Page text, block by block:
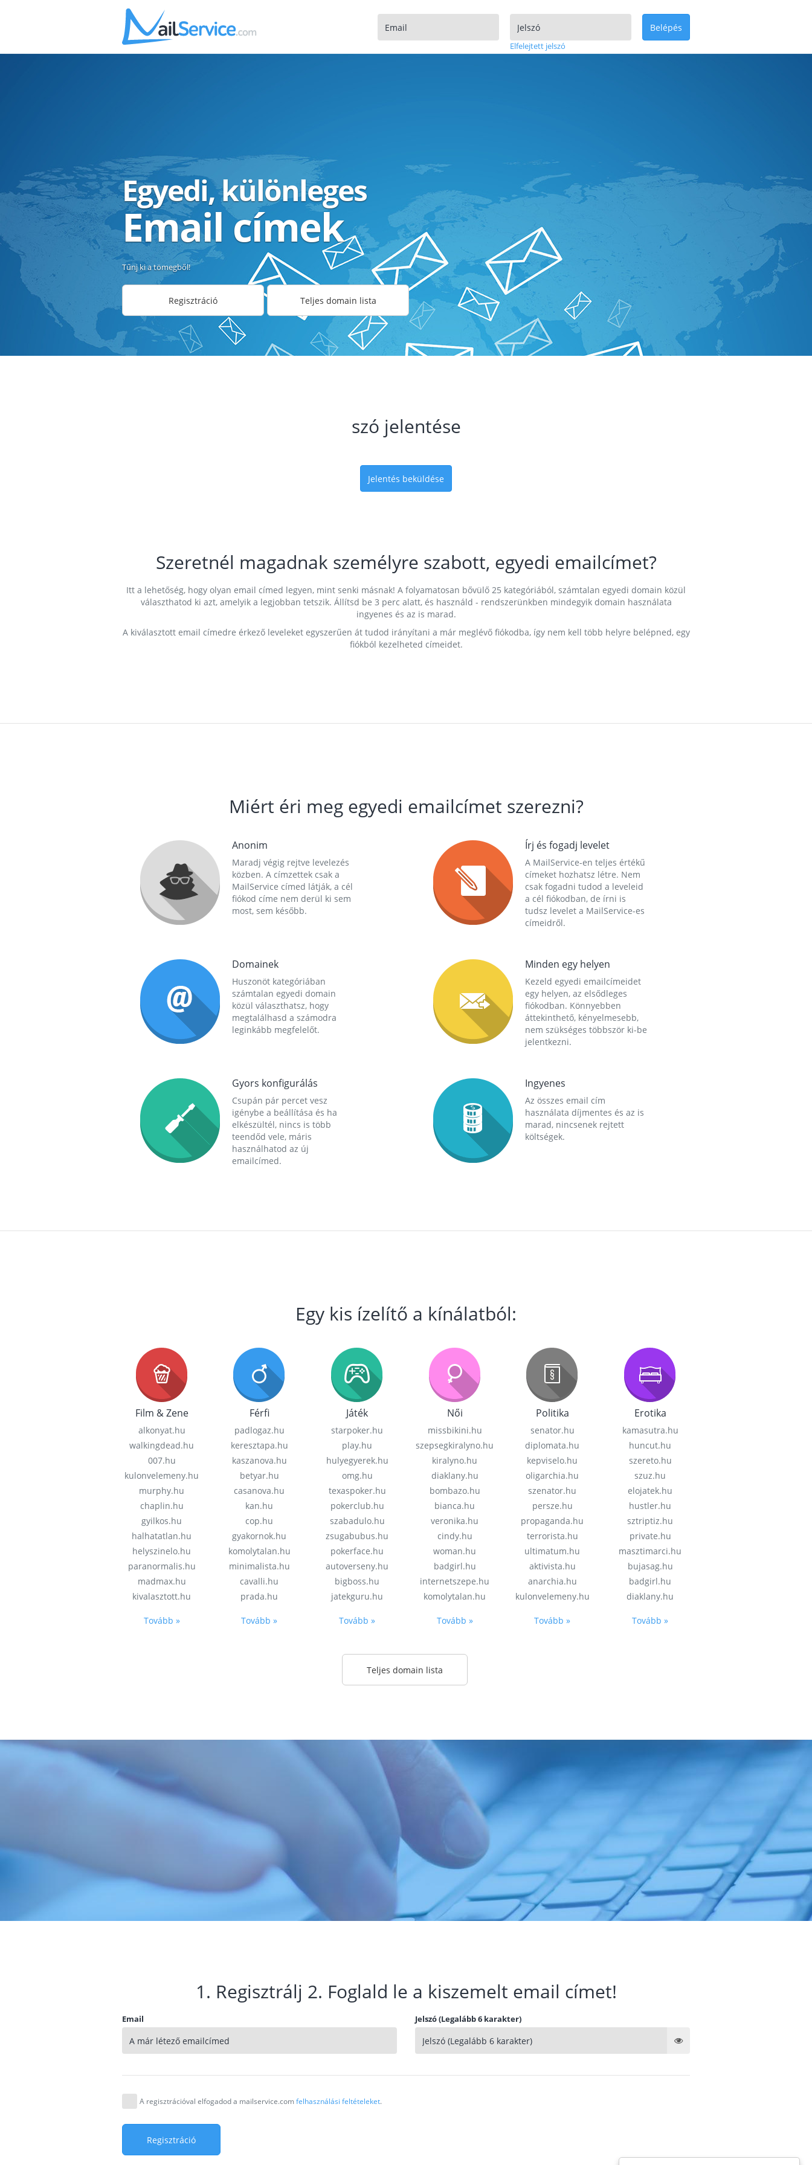
Elfelejtett jelszó
Belépés
Egyedi, különleges
Email címek
Tűnj ki a tömegből!
Regisztráció Teljes domain lista
szó jelentése
Jelentés beküldése
Szeretnél magadnak személyre szabott, egyedi emailcímet?
Itt a lehetőség, hogy olyan email címed legyen, mint senki másnak! A folyamatosan bővülő 25 kategóriából, számtalan egyedi domain közül
választhatod ki azt, amelyik a legjobban tetszik. Állítsd be 3 perc alatt, és használd - rendszerünkben mindegyik domain használata
ingyenes és az is marad.
A kiválasztott email címedre érkező leveleket egyszerűen át tudod irányítani a már meglévő fiókodba, így nem kell több helyre belépned, egy
fiókból kezelheted címeidet.
Miért éri meg egyedi emailcímet szerezni?
Anonim
Maradj végig rejtve levelezés
közben. A címzettek csak a
MailService címed látják, a cél
fiókod címe nem derül ki sem
most, sem később.
Írj és fogadj levelet
A MailService-en teljes értékű
címeket hozhatsz létre. Nem
csak fogadni tudod a leveleid
a cél fiókodban, de írni is
tudsz levelet a MailService-es
címeidről.
Domainek
Huszonöt kategóriában
számtalan egyedi domain
közül választhatsz, hogy
megtalálhasd a számodra
leginkább megfelelőt.
Minden egy helyen
Kezeld egyedi emailcímeidet
egy helyen, az elsődleges
fiókodban. Könnyebben
áttekinthető, kényelmesebb,
nem szükséges többször ki-be
jelentkezni.
Gyors konfigurálás
Csupán pár percet vesz
igénybe a beállítása és ha
elkészültél, nincs is több
teendőd vele, máris
használhatod az új
emailcímed.
Ingyenes
Az összes email cím
használata díjmentes és az is
marad, nincsenek rejtett
költségek.
Egy kis ízelítő a kínálatból:
Film & Zene
alkonyat.hu
walkingdead.hu
007.hu
kulonvelemeny.hu
murphy.hu
chaplin.hu
gyilkos.hu
halhatatlan.hu
helyszinelo.hu
paranormalis.hu
madmax.hu
kivalasztott.hu
Tovább »
Férfi
padlogaz.hu
keresztapa.hu
kaszanova.hu
betyar.hu
casanova.hu
kan.hu
cop.hu
gyakornok.hu
komolytalan.hu
minimalista.hu
cavalli.hu
prada.hu
Tovább »
Játék
starpoker.hu
play.hu
hulyegyerek.hu
omg.hu
texaspoker.hu
pokerclub.hu
szabadulo.hu
zsugabubus.hu
pokerface.hu
autoverseny.hu
bigboss.hu
jatekguru.hu
Tovább »
Női
missbikini.hu
szepsegkiralyno.hu
kiralyno.hu
diaklany.hu
bombazo.hu
bianca.hu
veronika.hu
cindy.hu
woman.hu
badgirl.hu
internetszepe.hu
komolytalan.hu
Tovább »
Politika
senator.hu
diplomata.hu
kepviselo.hu
oligarchia.hu
szenator.hu
persze.hu
propaganda.hu
terrorista.hu
ultimatum.hu
aktivista.hu
anarchia.hu
kulonvelemeny.hu
Tovább »
Erotika
kamasutra.hu
huncut.hu
szereto.hu
szuz.hu
elojatek.hu
hustler.hu
sztriptiz.hu
private.hu
masztimarci.hu
bujasag.hu
badgirl.hu
diaklany.hu
Tovább »
Teljes domain lista
1. Regisztrálj 2. Foglald le a kiszemelt email címet!
Email Jelszó (Legalább 6 karakter)
A regisztrációval elfogadod a mailservice.comfelhasználási feltételeket.
Regisztráció